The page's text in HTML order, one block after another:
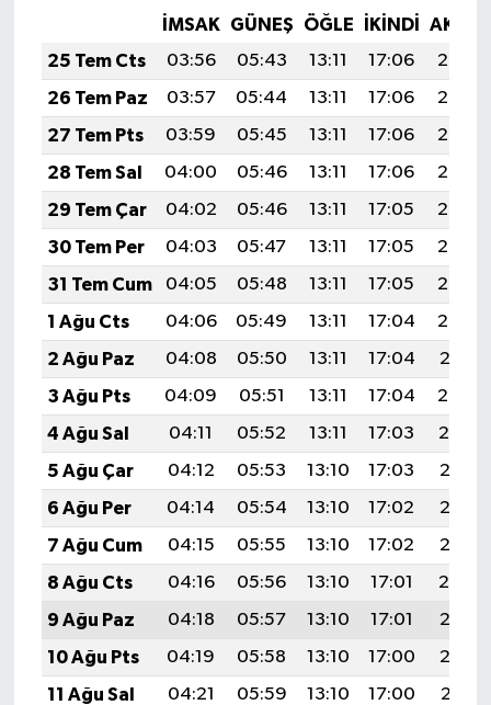
İMSAK GÜNEŞ ÖĞLE İKINDI
25 Tem Cts
03:56 05:43 13:11 17:06
20:29
26 Tem Paz
03:57 05:44 13:11 17:06
20:28
27 Tem Pts
03:59 05:45 13:11 17:06
20:27
28 Tem Sal
04:00 05:46 13:11 17:06
20:26
29 Tem Çar
04:02 05:46 13:11 17:05
20:25
30 Tem Per
04:03 05:47 13:11 17:05
20:24
31 Tem Cum
04:05 05:48 13:11 17:05
20:23
1 Ağu Cts
04:06 05:49 13:11 17:04
20:22
2 Ağu Paz
04:08 05:50 13:11 17:04
20:21
3 Ağu Pts
04:09 05:51 13:11 17:04
20:20
4 Ağu Sal
04:11 05:52 13:11 17:03
20:19
5 Ağu Çar
04:12 05:53 13:10 17:03
20:18
6 Ağu Per
04:14 05:54 13:10 17:02
20:17
7 Ağu Cum
04:15 05:55 13:10 17:02
20:16
8 Ağu Cts
04:16 05:56 13:10 17:01
20:14
9 Ağu Paz
04:18 05:57 13:10 17:01
20:13
10 Ağu Pts
04:19 05:58 13:10 17:00
20:12
11 Ağu Sal
04:21 05:59 13:10 17:00
20:11